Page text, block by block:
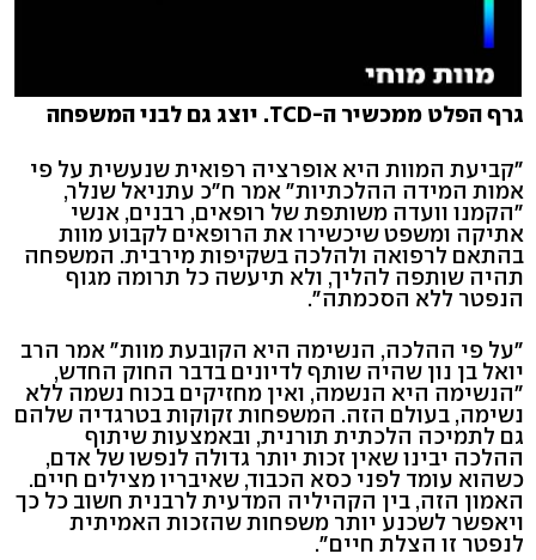
גרף הפלט ממכשיר ה-TCD. יוצג גם לבני המשפחה
"קביעת המוות היא אופרציה רפואית שנעשית על פי
אמות המידה ההלכתיות" אמר ח"כ עתניאל שנלר,
"הקמנו וועדה משותפת של רופאים, רבנים, אנשי
אתיקה ומשפט שיכשירו את הרופאים לקבוע מוות
בהתאם לרפואה ולהלכה בשקיפות מירבית. המשפחה
תהיה שותפה להליך, ולא תיעשה כל תרומה מגוף
הנפטר ללא הסכמתה".
"על פי ההלכה, הנשימה היא הקובעת מוות" אמר הרב
יואל בן נון שהיה שותף לדיונים בדבר החוק החדש,
"הנשימה היא הנשמה, ואין מחזיקים בכוח נשמה ללא
נשימה, בעולם הזה. המשפחות זקוקות בטרגדיה שלהם
גם לתמיכה הלכתית תורנית, ובאמצעות שיתוף
ההלכה יבינו שאין זכות יותר גדולה לנפשו של אדם,
כשהוא עומד לפני כסא הכבוד, שאיבריו מצילים חיים.
האמון הזה, בין הקהיליה המדעית לרבנית חשוב כל כך
ויאפשר לשכנע יותר משפחות שהזכות האמיתית
לנפטר זו הצלת חיים".